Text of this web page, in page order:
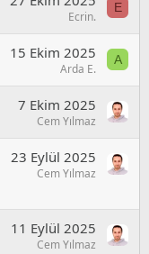
Ecrin.
E
15 Ekim 2025
Arda E.
A
7 Ekim 2025
Cem Yılmaz
23 Eylül 2025
Cem Yılmaz
11 Eylül 2025
Cem Yılmaz